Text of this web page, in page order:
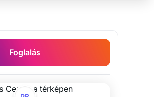
Foglalás